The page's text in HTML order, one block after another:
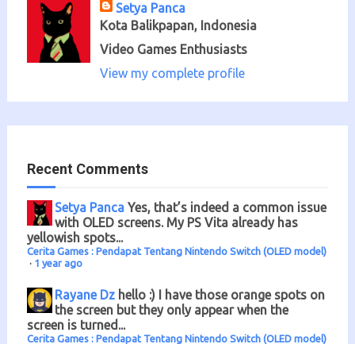
Setya Panca
Kota Balikpapan, Indonesia
Video Games Enthusiasts
View my complete profile
Recent Comments
Setya Panca Yes, that’s indeed a common issue
with OLED screens. My PS Vita already has
yellowish spots...
Cerita Games : Pendapat Tentang Nintendo Switch (OLED model)
· 1 year ago
Rayane Dz hello :) I have those orange spots on
the screen but they only appear when the
screen is turned...
Cerita Games : Pendapat Tentang Nintendo Switch (OLED model)